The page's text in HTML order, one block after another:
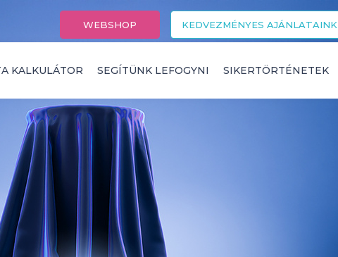
WEBSHOP KEDVEZMÉNYES AJÁNLATAINK
KALKULÁTOR SEGÍTÜNK LEFOGYNI SIKERTÖRTÉNETEK